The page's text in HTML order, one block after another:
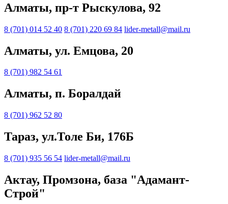
Алматы, пр-т Рыскулова, 92
8 (701) 014 52 40 8 (701) 220 69 84 lider-metall@mail.ru
Алматы, ул. Емцова, 20
8 (701) 982 54 61
Алматы, п. Боралдай
8 (701) 962 52 80
Тараз, ул.Толе Би, 176Б
8 (701) 935 56 54 lider-metall@mail.ru
Актау, Промзона, база "Адамант-
Строй"